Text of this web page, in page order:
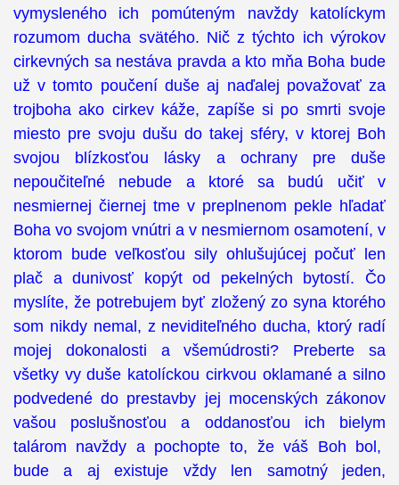
vymysleného ich pomúteným navždy katolíckym
rozumom ducha svätého. Nič z týchto ich výrokov
cirkevných sa nestáva pravda a kto mňa Boha bude
už v tomto poučení duše aj naďalej považovať za
trojboha ako cirkev káže, zapíše si po smrti svoje
miesto pre svoju dušu do takej sféry, v ktorej Boh
svojou blízkosťou lásky a ochrany pre duše
nepoučiteľné nebude a ktoré sa budú učiť v
nesmiernej čiernej tme v preplnenom pekle hľadať
Boha vo svojom vnútri a v nesmiernom osamotení, v
ktorom bude veľkosťou sily ohlušujúcej počuť len
plač a dunivosť kopýt od pekelných bytostí. Čo
myslíte, že potrebujem byť zložený zo syna ktorého
som nikdy nemal, z neviditeľného ducha, ktorý radí
mojej dokonalosti a všemúdrosti? Preberte sa
všetky vy duše katolíckou cirkvou oklamané a silno
podvedené do prestavby jej mocenských zákonov
vašou poslušnosťou a oddanosťou ich bielym
talárom navždy a pochopte to, že váš Boh bol,
bude a aj existuje vždy len samotný jeden,